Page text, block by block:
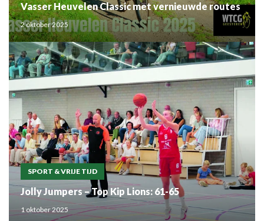
Vasser Heuvelen Classic met vernieuwde routes
2 oktober 2025
SPORT & VRIJE TIJD
Jolly Jumpers – Top Kip Lions: 61-65
1 oktober 2025